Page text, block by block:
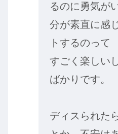
るのに勇気が
分が素直に感
トするのって
すごく楽しい
ばかりです。
ディスられた